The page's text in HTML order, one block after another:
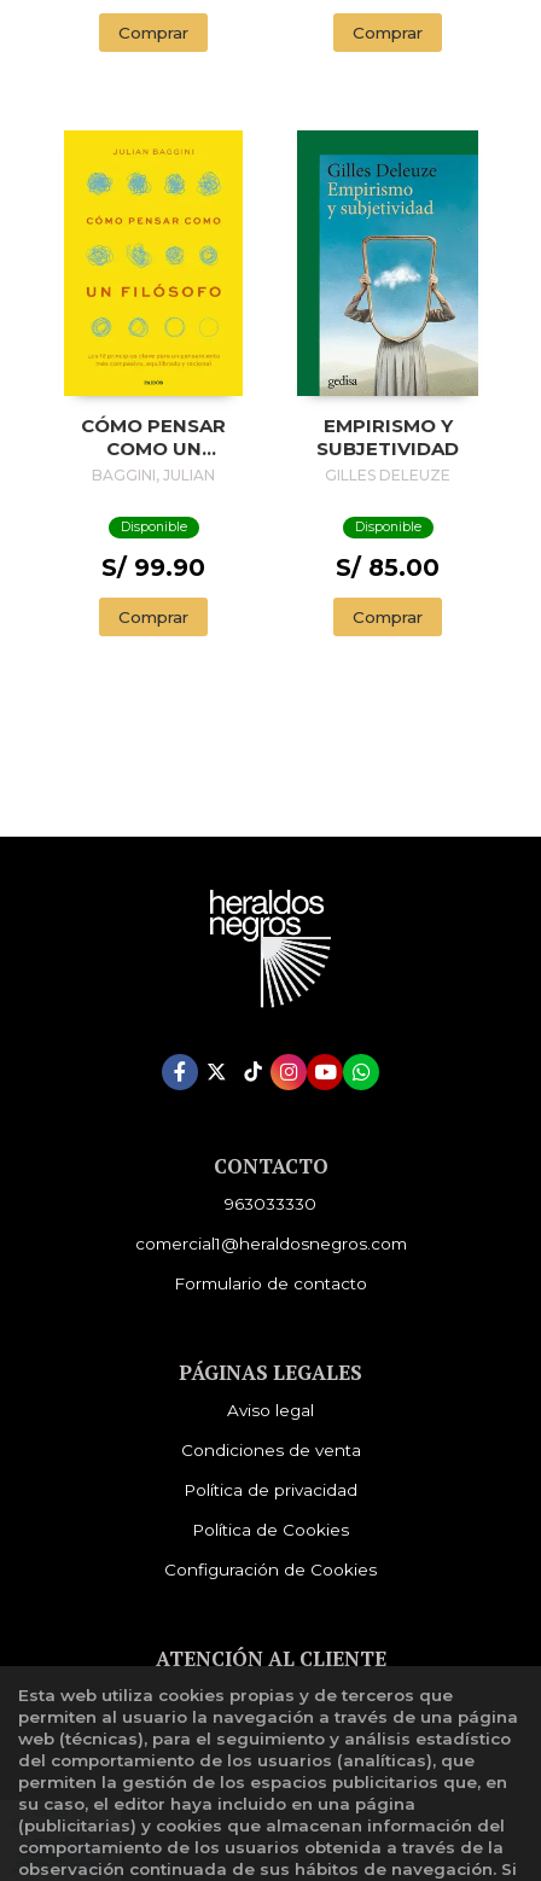
Comprar Comprar
CÓMO PENSAR
COMO UN
FILÓSOFO
BAGGINI, JULIAN
Disponible
S/ 99.90
Comprar
EMPIRISMO Y
SUBJETIVIDAD
GILLES DELEUZE
Disponible
S/ 85.00
Comprar
CONTACTO
963033330
comercial1@heraldosnegros.com
Formulario de contacto
PÁGINAS LEGALES
Aviso legal
Condiciones de venta
Política de privacidad
Política de Cookies
Configuración de Cookies
ATENCIÓN AL CLIENTE
Quiénes somos
Libro de reclamaciones
Esta web utiliza cookies propias y de terceros que
permiten al usuario la navegación a través de una página
web (técnicas), para el seguimiento y análisis estadístico
del comportamiento de los usuarios (analíticas), que
permiten la gestión de los espacios publicitarios que, en
su caso, el editor haya incluido en una página
(publicitarias) y cookies que almacenan información del
comportamiento de los usuarios obtenida a través de la
observación continuada de sus hábitos de navegación. Si